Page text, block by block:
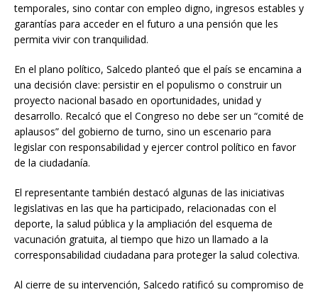
temporales, sino contar con empleo digno, ingresos estables y
garantías para acceder en el futuro a una pensión que les
permita vivir con tranquilidad.
En el plano político, Salcedo planteó que el país se encamina a
una decisión clave: persistir en el populismo o construir un
proyecto nacional basado en oportunidades, unidad y
desarrollo. Recalcó que el Congreso no debe ser un “comité de
aplausos” del gobierno de turno, sino un escenario para
legislar con responsabilidad y ejercer control político en favor
de la ciudadanía.
El representante también destacó algunas de las iniciativas
legislativas en las que ha participado, relacionadas con el
deporte, la salud pública y la ampliación del esquema de
vacunación gratuita, al tiempo que hizo un llamado a la
corresponsabilidad ciudadana para proteger la salud colectiva.
Al cierre de su intervención, Salcedo ratificó su compromiso de